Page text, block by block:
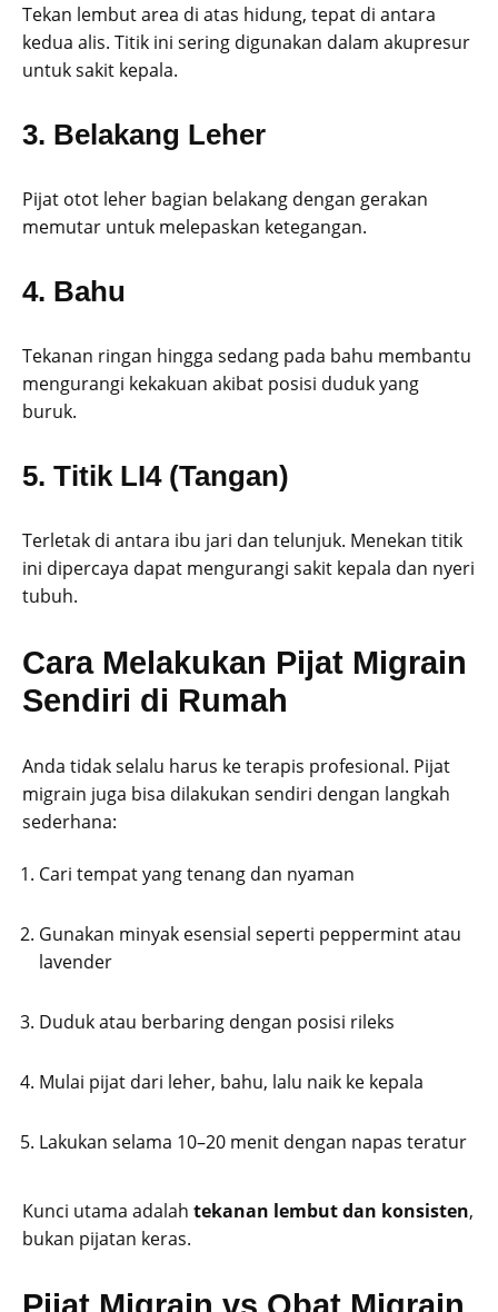
Tekan lembut area di atas hidung, tepat di antara
kedua alis. Titik ini sering digunakan dalam akupresur
untuk sakit kepala.
3. Belakang Leher
Pijat otot leher bagian belakang dengan gerakan
memutar untuk melepaskan ketegangan.
4. Bahu
Tekanan ringan hingga sedang pada bahu membantu
mengurangi kekakuan akibat posisi duduk yang
buruk.
5. Titik LI4 (Tangan)
Terletak di antara ibu jari dan telunjuk. Menekan titik
ini dipercaya dapat mengurangi sakit kepala dan nyeri
tubuh.
Cara Melakukan Pijat Migrain
Sendiri di Rumah
Anda tidak selalu harus ke terapis profesional. Pijat
migrain juga bisa dilakukan sendiri dengan langkah
sederhana:
Cari tempat yang tenang dan nyaman
Gunakan minyak esensial seperti peppermint atau
lavender
Duduk atau berbaring dengan posisi rileks
Mulai pijat dari leher, bahu, lalu naik ke kepala
Lakukan selama 10–20 menit dengan napas teratur
Kunci utama adalah tekanan lembut dan konsisten,
bukan pijatan keras.